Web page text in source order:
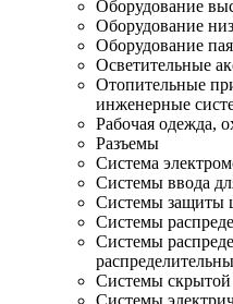
Оборудование
Оборудование
Оборудование
Осветительные
Отопительные
инженерные
Рабочая одежда,
Разъемы
Система
Системы ввода
Системы защиты
Системы
Системы
Системы
Системы